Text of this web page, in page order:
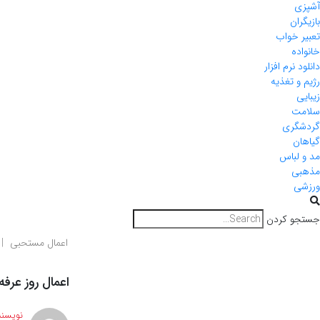
آشپزی
بازیگران
تعبیر خواب
خانواده
دانلود نرم افزار
رژیم و تغذیه
زیبایی
سلامت
گردشگری
گیاهان
مد و لباس
مذهبی
ورزشی
جستجو کردن
اعمال مستحبی
اعمال روز عرفه